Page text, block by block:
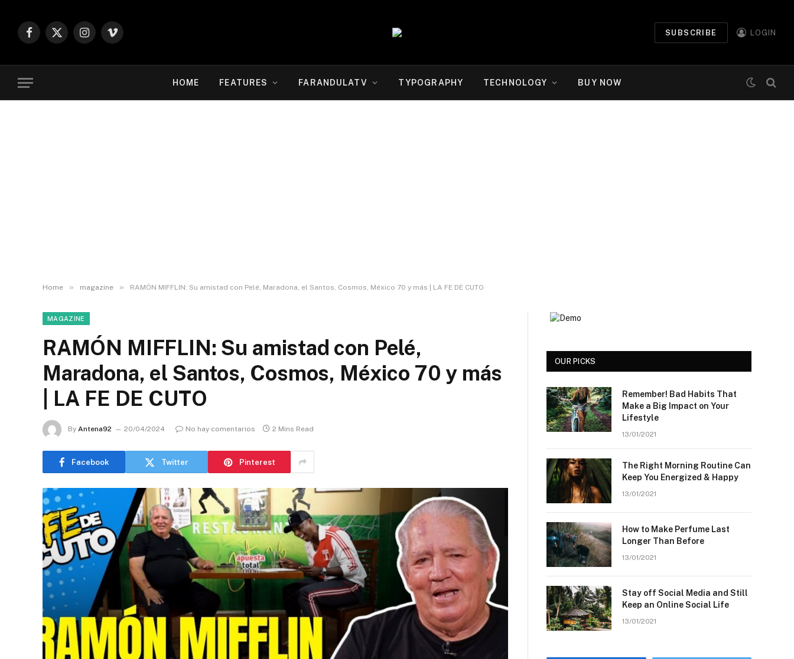
Facebook
X
Instagram
Vimeo
SUBSCRIBE LOGIN
HOME FEATURES FARANDULATV TYPOGRAPHY TECHNOLOGY BUY NOW
Home » magazine » RAMÓN MIFFLIN: Su amistad con Pelé, Maradona, el Santos, Cosmos, México 70 y más | LA FE DE CUTO
MAGAZINE
RAMÓN MIFFLIN: Su amistad con Pelé,
Maradona, el Santos, Cosmos, México 70 y más
| LA FE DE CUTO
By Antena92 20/04/2024 No hay comentarios 2 Mins Read
Facebook Twitter Pinterest
OUR PICKS
Remember! Bad Habits That
Make a Big Impact on Your
Lifestyle
13/01/2021
The Right Morning Routine Can
Keep You Energized & Happy
13/01/2021
How to Make Perfume Last
Longer Than Before
13/01/2021
Stay off Social Media and Still
Keep an Online Social Life
13/01/2021